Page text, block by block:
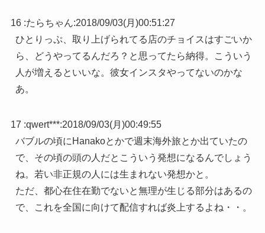
16 :たらちゃん:2018/09/03(月)00:51:27
ひとりっぷ、取り上げられてる店のチョイスはすごいか
ら、どうやってるんだろ？と思ってたら納得。こういう
人が増えるといいな。彼女インスタやってないのかな
あ。
17 :qwert***:2018/09/03(月)00:49:55
バブルの頃にHanakoとかで週末海外旅とか出ていたの
で、その頃の頭の人だとこういう発想になるんでしょう
ね。若い非正規の人には生まれない発想かと。
ただ、都心在住在勤でないと無理が生じる部分はあるの
で、これを全国に向けて配信すれば炎上するよね・・。